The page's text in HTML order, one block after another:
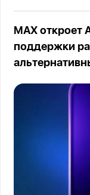
MAX откроет
поддержки